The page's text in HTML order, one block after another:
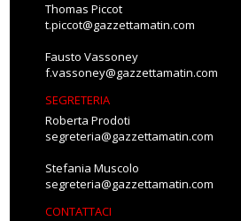
Thomas Piccot
t.piccot@gazzettamatin.com
Fausto Vassoney
f.vassoney@gazzettamatin.com
SEGRETERIA
Roberta Prodoti
segreteria@gazzettamatin.com
Stefania Muscolo
segreteria@gazzettamatin.com
CONTATTACI